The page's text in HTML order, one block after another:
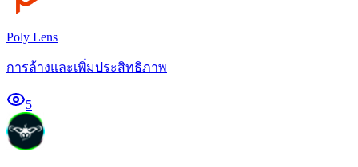
Poly Lens
การล้างและเพิ่มประสิทธิภาพ
5